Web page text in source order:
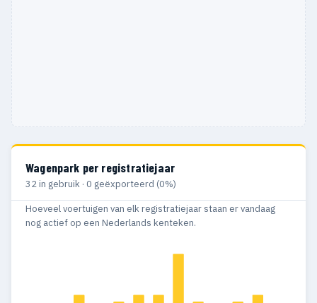
Wagenpark per registratiejaar
32 in gebruik · 0 geëxporteerd (0%)
Hoeveel voertuigen van elk registratiejaar staan er vandaag
nog actief op een Nederlands kenteken.